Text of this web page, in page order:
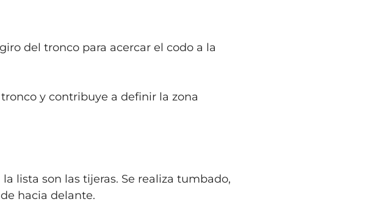
del tronco para acercar el codo a la
y contribuye a definir la zona
lista son las tijeras. Se realiza tumbado,
hacia delante.